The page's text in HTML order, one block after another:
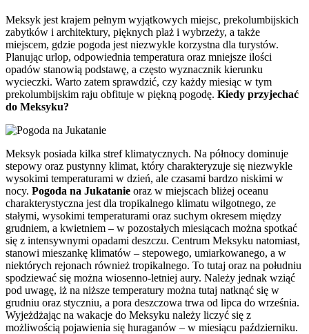
Meksyk jest krajem pełnym wyjątkowych miejsc, prekolumbijskich
zabytków i architektury, pięknych plaż i wybrzeży, a także
miejscem, gdzie pogoda jest niezwykle korzystna dla turystów.
Planując urlop, odpowiednia temperatura oraz mniejsze ilości
opadów stanowią podstawę, a często wyznacznik kierunku
wycieczki. Warto zatem sprawdzić, czy każdy miesiąc w tym
prekolumbijskim raju obfituje w piękną pogodę. Kiedy przyjechać
do Meksyku?
Meksyk posiada kilka stref klimatycznych. Na północy dominuje
stepowy oraz pustynny klimat, który charakteryzuje się niezwykle
wysokimi temperaturami w dzień, ale czasami bardzo niskimi w
nocy. Pogoda na Jukatanie oraz w miejscach bliżej oceanu
charakterystyczna jest dla tropikalnego klimatu wilgotnego, ze
stałymi, wysokimi temperaturami oraz suchym okresem między
grudniem, a kwietniem – w pozostałych miesiącach można spotkać
się z intensywnymi opadami deszczu. Centrum Meksyku natomiast,
stanowi mieszankę klimatów – stepowego, umiarkowanego, a w
niektórych rejonach również tropikalnego. To tutaj oraz na południu
spodziewać się można wiosenno-letniej aury. Należy jednak wziąć
pod uwagę, iż na niższe temperatury można tutaj natknąć się w
grudniu oraz styczniu, a pora deszczowa trwa od lipca do września.
Wyjeżdżając na wakacje do Meksyku należy liczyć się z
możliwością pojawienia się huraganów – w miesiącu październiku.